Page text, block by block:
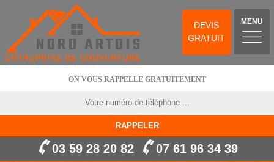
DEVIS
GRATUIT
MENU
ON VOUS RAPPELLE GRATUITEMENT
03 59 28 20 82 07 61 96 34 39